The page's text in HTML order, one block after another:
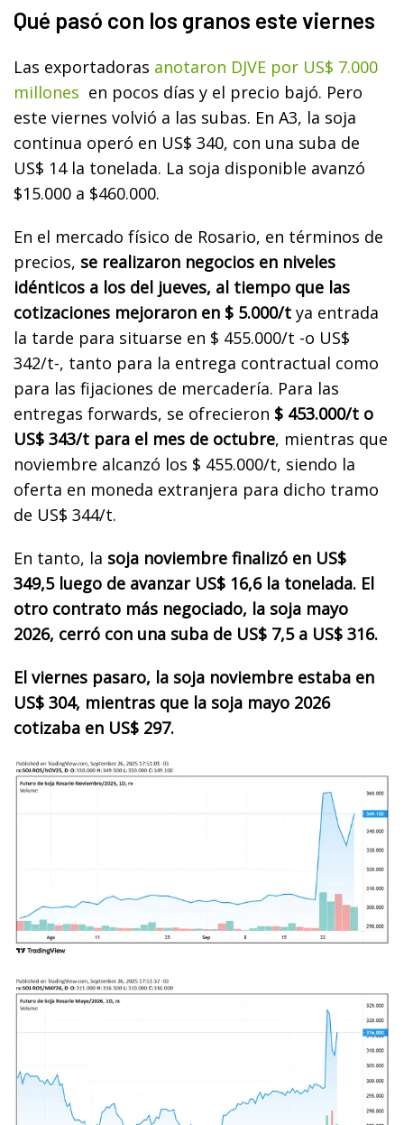
Qué pasó con los granos este viernes
Las exportadoras anotaron DJVE por US$ 7.000
millones en pocos días y el precio bajó. Pero
este viernes volvió a las subas. En A3, la soja
continua operó en US$ 340, con una suba de
US$ 14 la tonelada. La soja disponible avanzó
$15.000 a $460.000.
En el mercado físico de Rosario, en términos de
precios, se realizaron negocios en niveles
idénticos a los del jueves, al tiempo que las
cotizaciones mejoraron en $ 5.000/t ya entrada
la tarde para situarse en $ 455.000/t -o US$
342/t-, tanto para la entrega contractual como
para las fijaciones de mercadería. Para las
entregas forwards, se ofrecieron $ 453.000/t o
US$ 343/t para el mes de octubre, mientras que
noviembre alcanzó los $ 455.000/t, siendo la
oferta en moneda extranjera para dicho tramo
de US$ 344/t.
En tanto, la soja noviembre finalizó en US$
349,5 luego de avanzar US$ 16,6 la tonelada. El
otro contrato más negociado, la soja mayo
2026, cerró con una suba de US$ 7,5 a US$ 316.
El viernes pasaro, la soja noviembre estaba en
US$ 304, mientras que la soja mayo 2026
cotizaba en US$ 297.